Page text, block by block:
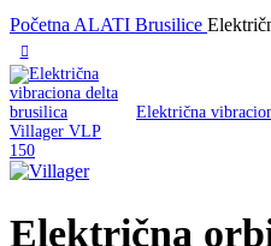
Početna ALATI Brusilice
Električna
Električna